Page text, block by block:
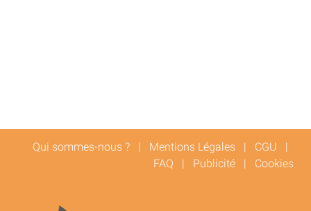
Qui sommes-nous ? | Mentions Légales | CGU |
FAQ | Publicité | Cookies